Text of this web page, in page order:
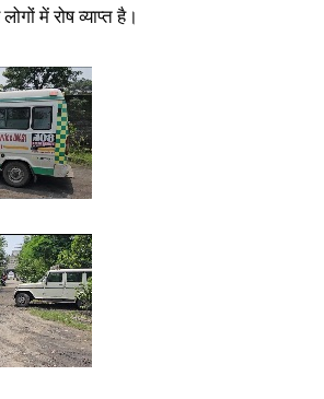
में रोष व्याप्त है।